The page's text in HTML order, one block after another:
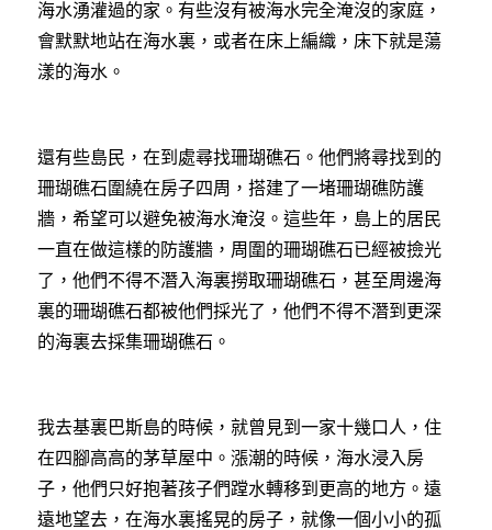
海水湧灌過的家。有些沒有被海水完全淹沒的家庭，
會默默地站在海水裏，或者在床上編織，床下就是蕩
漾的海水。
還有些島民，在到處尋找珊瑚礁石。他們將尋找到的
珊瑚礁石圍繞在房子四周，搭建了一堵珊瑚礁防護
牆，希望可以避免被海水淹沒。這些年，島上的居民
一直在做這樣的防護牆，周圍的珊瑚礁石已經被撿光
了，他們不得不潛入海裏撈取珊瑚礁石，甚至周邊海
裏的珊瑚礁石都被他們採光了，他們不得不潛到更深
的海裏去採集珊瑚礁石。
我去基裏巴斯島的時候，就曾見到一家十幾口人，住
在四腳高高的茅草屋中。漲潮的時候，海水浸入房
子，他們只好抱著孩子們蹚水轉移到更高的地方。遠
遠地望去，在海水裏搖晃的房子，就像一個小小的孤